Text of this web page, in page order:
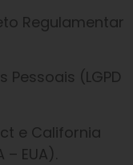
Regulamentar
Pessoais (LGPD
e California
EUA).